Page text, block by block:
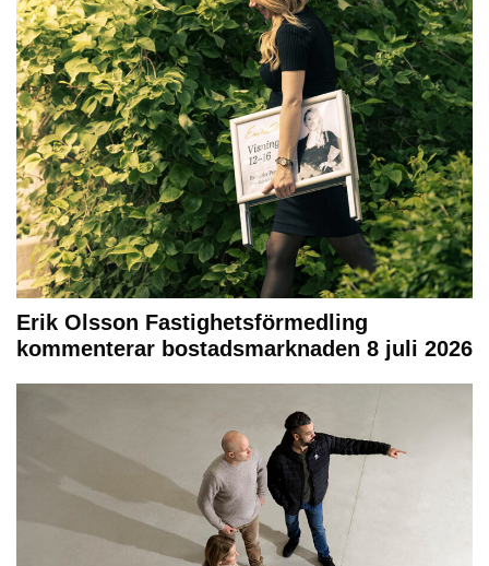
Erik Olsson Fastighetsförmedling
kommenterar bostadsmarknaden 8 juli 2026